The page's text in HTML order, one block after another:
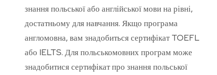
знання польської або англійської мови на рівні,
достатньому для навчання. Якщо програма
англомовна, вам знадобиться сертифікат TOEFL
або IELTS. Для польськомовних програм може
знадобитися сертифікат про знання польської